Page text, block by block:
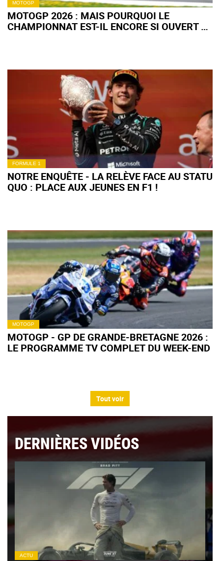
MOTOGP
MOTOGP 2026 : MAIS POURQUOI LE
CHAMPIONNAT EST-IL ENCORE SI OUVERT À
FORMULE 1
NOTRE ENQUÊTE - LA RELÈVE FACE AU STATU
QUO : PLACE AUX JEUNES EN F1 !
MOTOGP
MOTOGP - GP DE GRANDE-BRETAGNE 2026 :
LE PROGRAMME TV COMPLET DU WEEK-END
Tout voir
DERNIÈRES VIDÉOS
ACTU